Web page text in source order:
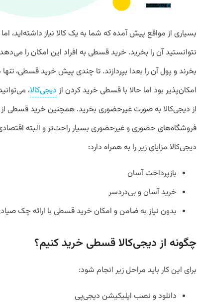
بسیاری از مواقع پیش آمده که شما به یک کالا نیاز داشته‌اید،
نتوانستید آن را بخرید. خرید قسطی به افراد این امکان را می‌دهد
بخرند و پول آن را بعدا بپردازند. تا چندی پیش خرید قسطی،
امکان‌پذیر بود اما حالا با قسطی خرید کردن از دیجی‌کالا،
از دیجی‌کالا به صورت غیرحضوری بخرید. همچنین خرید قسطی
فروشگاه‌های حضوری و غیرحضوری بسیار راحت‌تر و البته
دیجی‌کالا مزایای زیر را به همراه دارد:
بازپرداخت آسان
خرید آسان و بی‌دردسر
بدون نیاز به ضامن و امکان خرید قسطی با ارائه چک
چگونه از دیجی‌کالا قسطی خرید کنیم؟
برای این کار باید مراحل زیر انجام شود:
دانلود و نصب اپلیکیشن دیجی‌پی